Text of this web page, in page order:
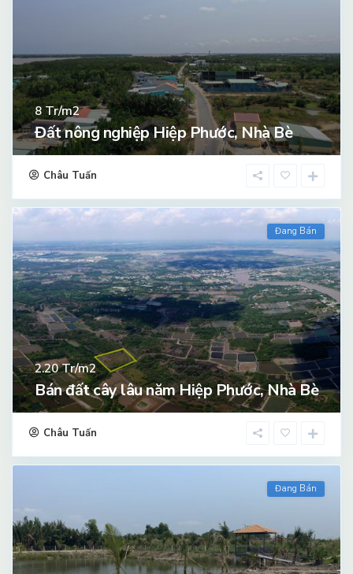
8Tr/m2
Đất nông nghiệp Hiệp Phước, Nhà Bè
Châu Tuấn
Đang Bán
2.20Tr/m2
Bán đất cây lâu năm Hiệp Phước, Nhà Bè
Châu Tuấn
Đang Bán